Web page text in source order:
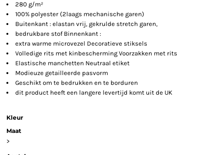
280 g/m²
100% polyester (2laags mechanische garen)
Buitenkant : elastan vrij, gekrulde stretch garen,
bedrukbare stof Binnenkant :
extra warme microvezel Decoratieve stiksels
Volledige rits met kinbescherming Voorzakken met rits
Elastische manchetten Neutraal etiket
Modieuze getailleerde pasvorm
Geschikt om te bedrukken en te borduren
dit product heeft een langere levertijd komt uit de UK
Kleur
Maat
>